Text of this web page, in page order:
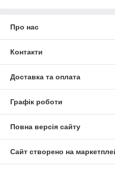
Про нас
Контакти
Доставка та оплата
Графік роботи
Повна версія сайту
Сайт створено на